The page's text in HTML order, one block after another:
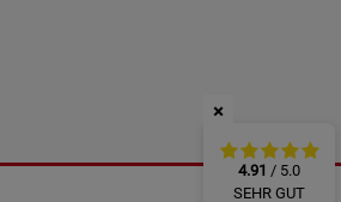
×
4.91 / 5.0
SEHR GUT